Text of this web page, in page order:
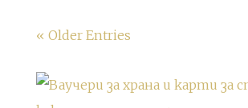
« Older Entries